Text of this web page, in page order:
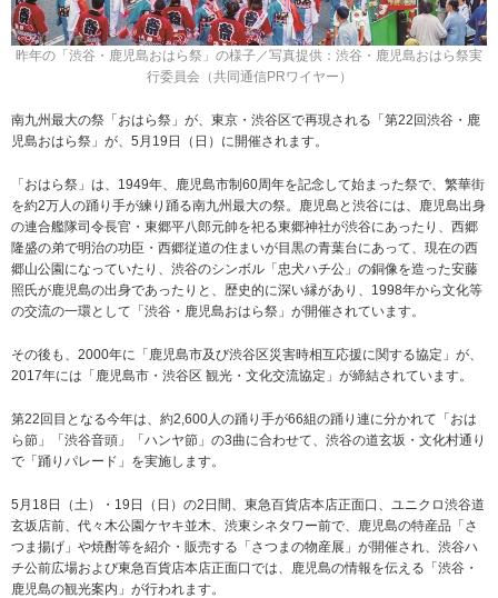
昨年の「渋谷・鹿児島おはら祭」の様子／写真提供：渋谷・鹿児島おはら祭実
行委員会（共同通信PRワイヤー）
南九州最大の祭「おはら祭」が、東京・渋谷区で再現される「第22回渋谷・鹿
児島おはら祭」が、5月19日（日）に開催されます。
「おはら祭」は、1949年、鹿児島市制60周年を記念して始まった祭で、繁華街
を約2万人の踊り手が練り踊る南九州最大の祭。鹿児島と渋谷には、鹿児島出身
の連合艦隊司令長官・東郷平八郎元帥を祀る東郷神社が渋谷にあったり、西郷
隆盛の弟で明治の功臣・西郷従道の住まいが目黒の青葉台にあって、現在の西
郷山公園になっていたり、渋谷のシンボル「忠犬ハチ公」の銅像を造った安藤
照氏が鹿児島の出身であったりと、歴史的に深い縁があり、1998年から文化等
の交流の一環として「渋谷・鹿児島おはら祭」が開催されています。
その後も、2000年に「鹿児島市及び渋谷区災害時相互応援に関する協定」が、
2017年には「鹿児島市・渋谷区 観光・文化交流協定」が締結されています。
第22回目となる今年は、約2,600人の踊り手が66組の踊り連に分かれて「おは
ら節」「渋谷音頭」「ハンヤ節」の3曲に合わせて、渋谷の道玄坂・文化村通り
で「踊りパレード」を実施します。
5月18日（土）・19日（日）の2日間、東急百貨店本店正面口、ユニクロ渋谷道
玄坂店前、代々木公園ケヤキ並木、渋東シネタワー前で、鹿児島の特産品「さ
つま揚げ」や焼酎等を紹介・販売する「さつまの物産展」が開催され、渋谷ハ
チ公前広場および東急百貨店本店正面口では、鹿児島の情報を伝える「渋谷・
鹿児島の観光案内」が行われます。